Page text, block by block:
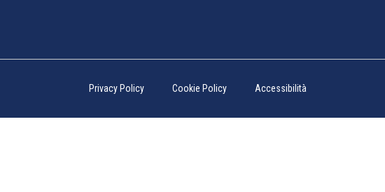
Privacy Policy Cookie Policy Accessibilità